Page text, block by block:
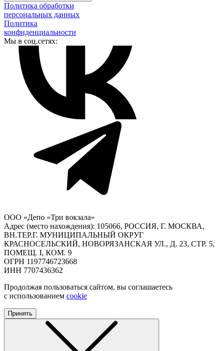
Политика обработки
персональных данных
Политика
конфиденциальности
Мы в соц.сетях:
ООО «Депо «Три вокзала»
Адрес (место нахождения): 105066, РОССИЯ, Г. МОСКВА,
ВН.ТЕР.Г. МУНИЦИПАЛЬНЫЙ ОКРУГ
КРАСНОСЕЛЬСКИЙ, НОВОРЯЗАНСКАЯ УЛ., Д. 23, СТР. 5,
ПОМЕЩ. I, КОМ. 9
ОГРН 1197746723668
ИНН 7707436362
Продолжая пользоваться сайтом, вы соглашаетесь
с использованием cookie
Принять